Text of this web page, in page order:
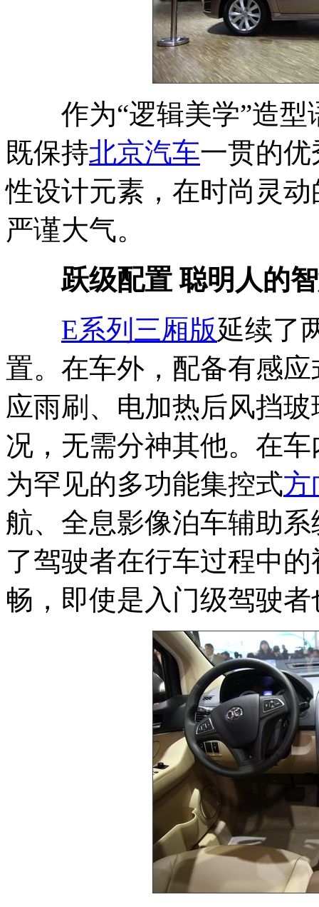
作为“逻辑美学”造型
既保持北京汽车一贯的
性设计元素，在时尚灵
严谨大气。
跃级配置 聪明人的智
E系列三厢版延续了
置。在车外，配备有感
应雨刷、电加热后风挡
况，无需分神其他。在
为罕见的多功能集控式方
航、全息影像泊车辅助
了驾驶者在行车过程中
畅，即使是入门级驾驶